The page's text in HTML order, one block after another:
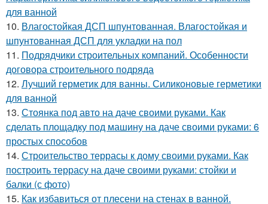
для ванной
10. Влагостойкая ДСП шпунтованная. Влагостойкая и
шпунтованная ДСП для укладки на пол
11. Подрядчики строительных компаний. Особенности
договора строительного подряда
12. Лучший герметик для ванны. Силиконовые герметики
для ванной
13. Стоянка под авто на даче своими руками. Как
сделать площадку под машину на даче своими руками: 6
простых способов
14. Строительство террасы к дому своими руками. Как
построить террасу на даче своими руками: стойки и
балки (с фото)
15. Как избавиться от плесени на стенах в ванной.